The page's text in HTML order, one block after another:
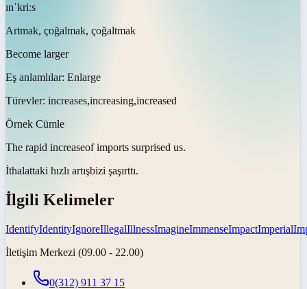
ɪnˈkriːs
Artmak, çoğalmak, çoğaltmak
Become larger
Eş anlamlılar: Enlarge
Türevler: increases,increasing,increased
Örnek Cümle
The rapid increaseof imports surprised us.
İthalattaki hızlı artışbizi şaşırttı.
İlgili Kelimeler
IdentifyIdentityIgnoreIllegalIllnessImagineImmenseImpactImperial
İletişim Merkezi (09.00 - 22.00)
0(312) 911 37 15